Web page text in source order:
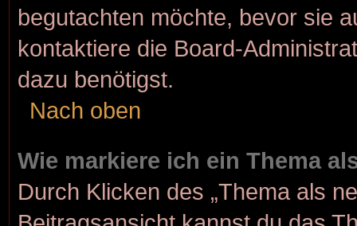
begutachten möchte, bevor sie
kontaktiere die Board-
dazu benötigst.
Nach oben
Wie markiere ich ein Thema
Durch Klicken des „Thema als